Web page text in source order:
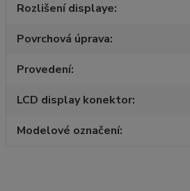
Rozlišení displaye
Povrchová úprava
Provedení
LCD display konektor
Modelové označení